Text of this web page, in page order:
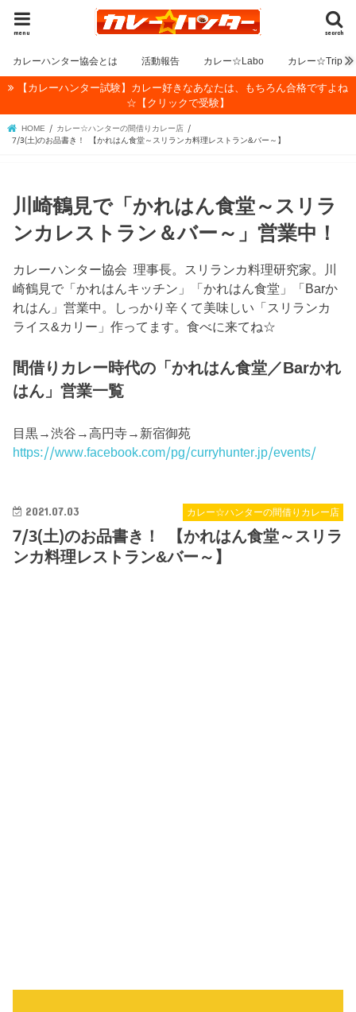
search
menu
カレーハンター協会とは 活動報告 カレー☆Labo カレー☆Trip
【カレーハンター試験】カレー好きなあなたは、もちろん合格ですよね
☆【クリックで受験】
HOME
カレー☆ハンターの間借りカレー店
7/3(土)のお品書き！ 【かれはん食堂～スリランカ料理レストラン&バー～】
川崎鶴見で「かれはん食堂～スリラ
ンカレストラン＆バー～」営業中！
カレーハンター協会 理事長。スリランカ料理研究家。川
崎鶴見で「かれはんキッチン」「かれはん食堂」「Barか
れはん」営業中。しっかり辛くて美味しい「スリランカ
ライス&カリー」作ってます。食べに来てね☆
間借りカレー時代の「かれはん食堂／Barかれ
はん」営業一覧
目黒→渋谷→高円寺→新宿御苑
https://www.facebook.com/pg/curryhunter.jp/events/
カレー☆ハンターの間借りカレー店
2021.07.03
7/3(土)のお品書き！ 【かれはん食堂～スリラ
ンカ料理レストラン&バー～】